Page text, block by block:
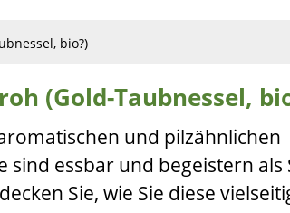
bio?)
(Gold-Taubnessel,
und pilzähnlichen
sind essbar und begeistern als
Sie, wie Sie diese